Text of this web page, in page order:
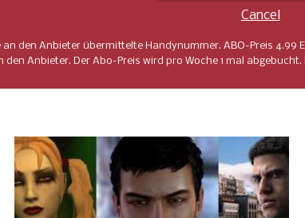
Cancel
den Anbieter übermittelte Handynummer. ABO-Preis 4.99
Anbieter. Der Abo-Preis wird pro Woche 1 mal